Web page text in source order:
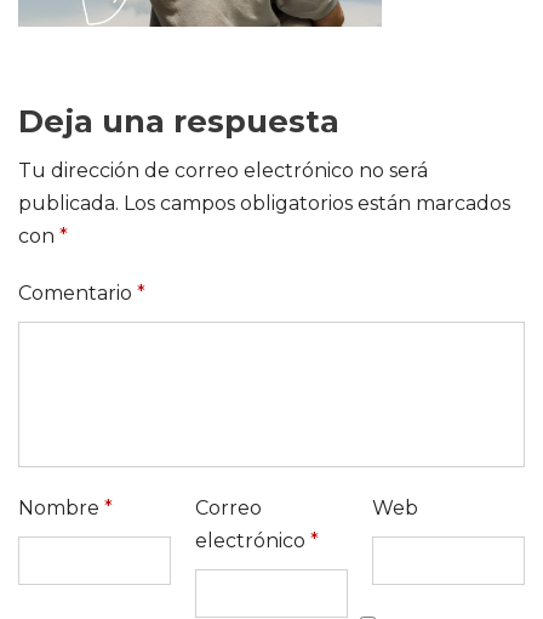
Deja una respuesta
Tu dirección de correo electrónico no será
publicada. Los campos obligatorios están marcados
con *
Comentario *
Nombre *
Correo
electrónico *
Web